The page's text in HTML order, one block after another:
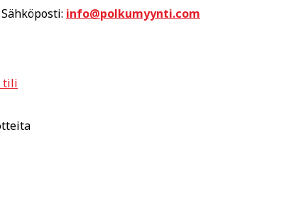
Sähköposti: info@polkumyynti.com
tili